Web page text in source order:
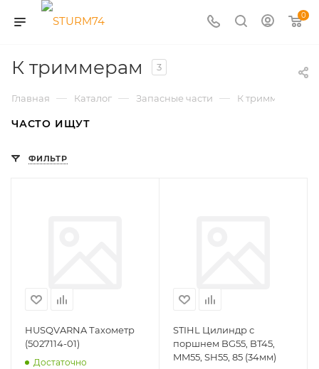
0
К триммерам 3
Главная — Каталог — Запасные части — К триммерам
ЧАСТО ИЩУТ
ФИЛЬТР
HUSQVARNA Тахометр
(5027114-01)
Достаточно
STIHL Цилиндр с
поршнем BG55, BT45,
MM55, SH55, 85 (34мм)